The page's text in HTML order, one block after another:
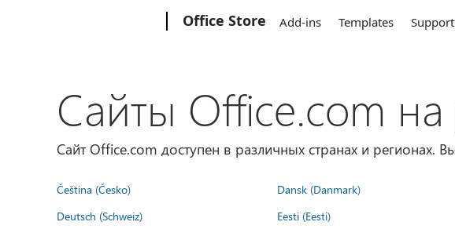
Office Store Add-ins Templates Support
Сайты Office.com
Сайт Office.com доступен в различных странах и регионах.
Čeština (Česko) Dansk (Danmark)
Deutsch (Schweiz)
Eesti (Eesti)